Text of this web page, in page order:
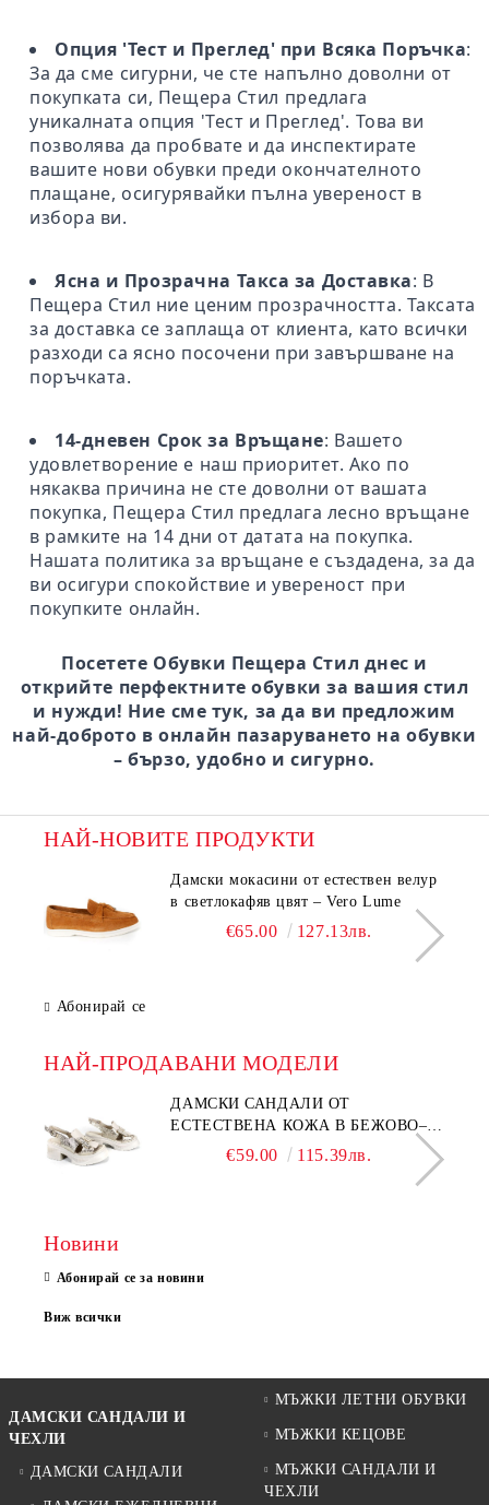
Опция 'Тест и Преглед' при Всяка Поръчка:
За да сме сигурни, че сте напълно доволни от
покупката си, Пещера Стил предлага
уникалната опция 'Тест и Преглед'. Това ви
позволява да пробвате и да инспектирате
вашите нови обувки преди окончателното
плащане, осигурявайки пълна увереност в
избора ви.
Ясна и Прозрачна Такса за Доставка: В
Пещера Стил ние ценим прозрачността. Таксата
за доставка се заплаща от клиента, като всички
разходи са ясно посочени при завършване на
поръчката.
14-дневен Срок за Връщане: Вашето
удовлетворение е наш приоритет. Ако по
някаква причина не сте доволни от вашата
покупка, Пещера Стил предлага лесно връщане
в рамките на 14 дни от датата на покупка.
Нашата политика за връщане е създадена, за да
ви осигури спокойствие и увереност при
покупките онлайн.
Посетете Обувки Пещера Стил днес и
открийте перфектните обувки за вашия стил
и нужди! Ние сме тук, за да ви предложим
най-доброто в онлайн пазаруването на обувки
– бързо, удобно и сигурно.
НАЙ-НОВИТЕ ПРОДУКТИ
Дамски мокасини от естествен велур
в светлокафяв цвят – Vero Lume
€65.00 127.13лв.
Абонирай се
НАЙ-ПРОДАВАНИ МОДЕЛИ
ДАМСКИ САНДАЛИ ОТ
ЕСТЕСТВЕНА КОЖА В БЕЖОВО–
МОДЕЛ NOVA.
€59.00 115.39лв.
Новини
Абонирай се за новини
Виж всички
ДАМСКИ САНДАЛИ И
ЧЕХЛИ
ДАМСКИ САНДАЛИ
МЪЖКИ ЛЕТНИ ОБУВКИ
МЪЖКИ КЕЦОВЕ
МЪЖКИ САНДАЛИ И
ЧЕХЛИ